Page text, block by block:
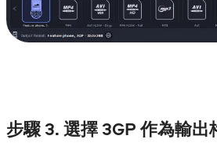
步驟 3. 選擇 3GP 作為輸出